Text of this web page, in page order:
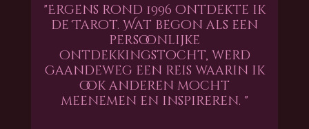
"Ergens rond 1996 ontdekte ik
de Tarot. Wat begon als een
persoonlijke
ontdekkingstocht, werd
gaandeweg een reis waarin ik
ook anderen mocht
meenemen en inspireren. "